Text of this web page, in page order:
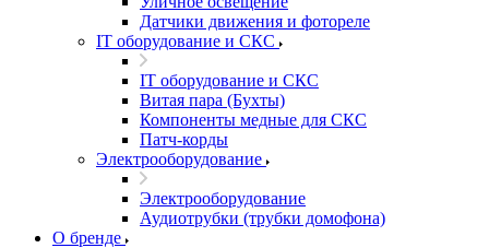
Датчики движения и фотореле
IT оборудование и СКС
IT оборудование и СКС
Витая пара (Бухты)
Компоненты медные для СКС
Патч-корды
Электрооборудование
Электрооборудование
Аудиотрубки (трубки домофона)
О бренде